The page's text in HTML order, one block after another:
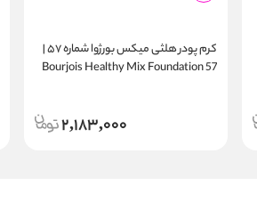
کرم پودر هلثی میکس بورژوا شماره ۵۷ |
Bourjois Healthy Mix Foundation 57
2,183,000